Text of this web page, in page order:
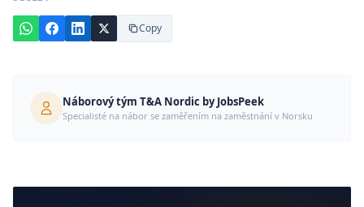
Copy
Náborový tým T&A Nordic by JobsPeek
Specialisté na nábor se zaměřením na zaměstnání v Norsku